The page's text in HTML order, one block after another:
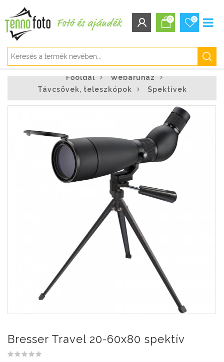
Regisztráció
Elfelejtett jelszó
0 0
Főoldal
Webáruház
Távcsövek, teleszkópok
Spektívek
Bresser Travel 20-60x80 spektív